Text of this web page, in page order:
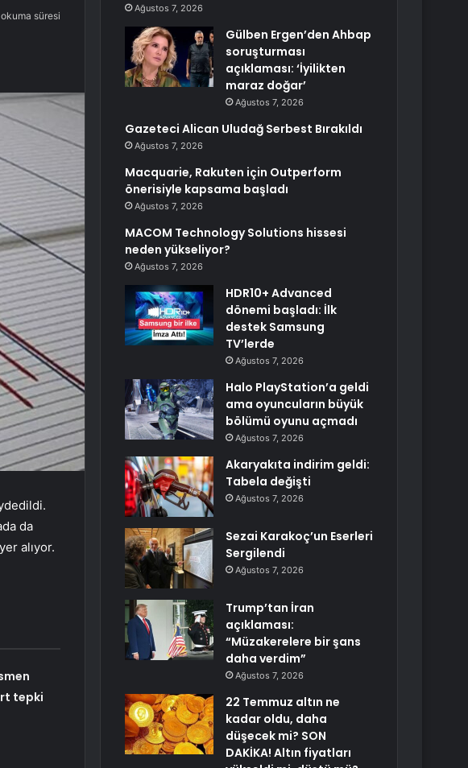
süresi
da
alıyor.
tepki
Ağustos 7, 2026
Gülben Ergen’den Ahbap
soruşturması
açıklaması: ‘İyilikten
maraz doğar’
Ağustos 7, 2026
Gazeteci Alican Uludağ Serbest Bırakıldı
Ağustos 7, 2026
Macquarie, Rakuten için Outperform
önerisiyle kapsama başladı
Ağustos 7, 2026
MACOM Technology Solutions hissesi
neden yükseliyor?
Ağustos 7, 2026
HDR10+ Advanced
dönemi başladı: İlk
destek Samsung
TV’lerde
Ağustos 7, 2026
Halo PlayStation’a geldi
ama oyuncuların büyük
bölümü oyunu açmadı
Ağustos 7, 2026
Akaryakıta indirim geldi:
Tabela değişti
Ağustos 7, 2026
Sezai Karakoç’un Eserleri
Sergilendi
Ağustos 7, 2026
Trump’tan İran
açıklaması:
“Müzakerelere bir şans
daha verdim”
Ağustos 7, 2026
22 Temmuz altın ne
kadar oldu, daha
düşecek mi? SON
DAKİKA! Altın fiyatları